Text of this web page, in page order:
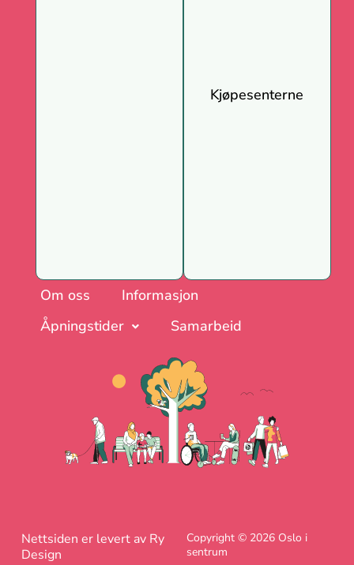
Kjøpesenterne
Om oss
Informasjon
Åpningstider
Samarbeid
Nettsiden er levert av Ry
Design
Copyright © 2026 Oslo i
sentrum